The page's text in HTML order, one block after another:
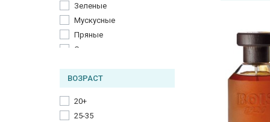
Зеленые
Мускусные
Пряные
Сладкие
Фужерные
ВОЗРАСТ
20+
25-35